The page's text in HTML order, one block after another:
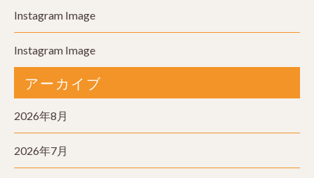
Instagram Image
Instagram Image
アーカイブ
2026年8月
2026年7月